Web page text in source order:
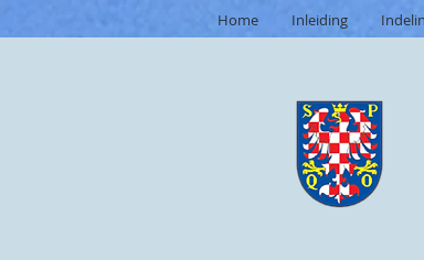
Home Inleiding